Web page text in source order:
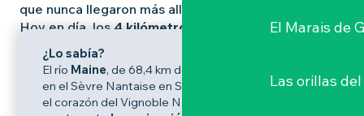
El Marais de
Las orillas
que nunca llegaron más allá de Château-Thébaud.
Hoy en día, los 4 kilómetros que separan su
desembocadura de Château-Thébaud son
navegables.
¿Lo sabía?
El río Maine, de 68,4 km de longitud, desemboca
en el Sèvre Nantaise en Saint-Fiacre-sur-Maine, en
el corazón del Vignoble Nantais#. Incluso da